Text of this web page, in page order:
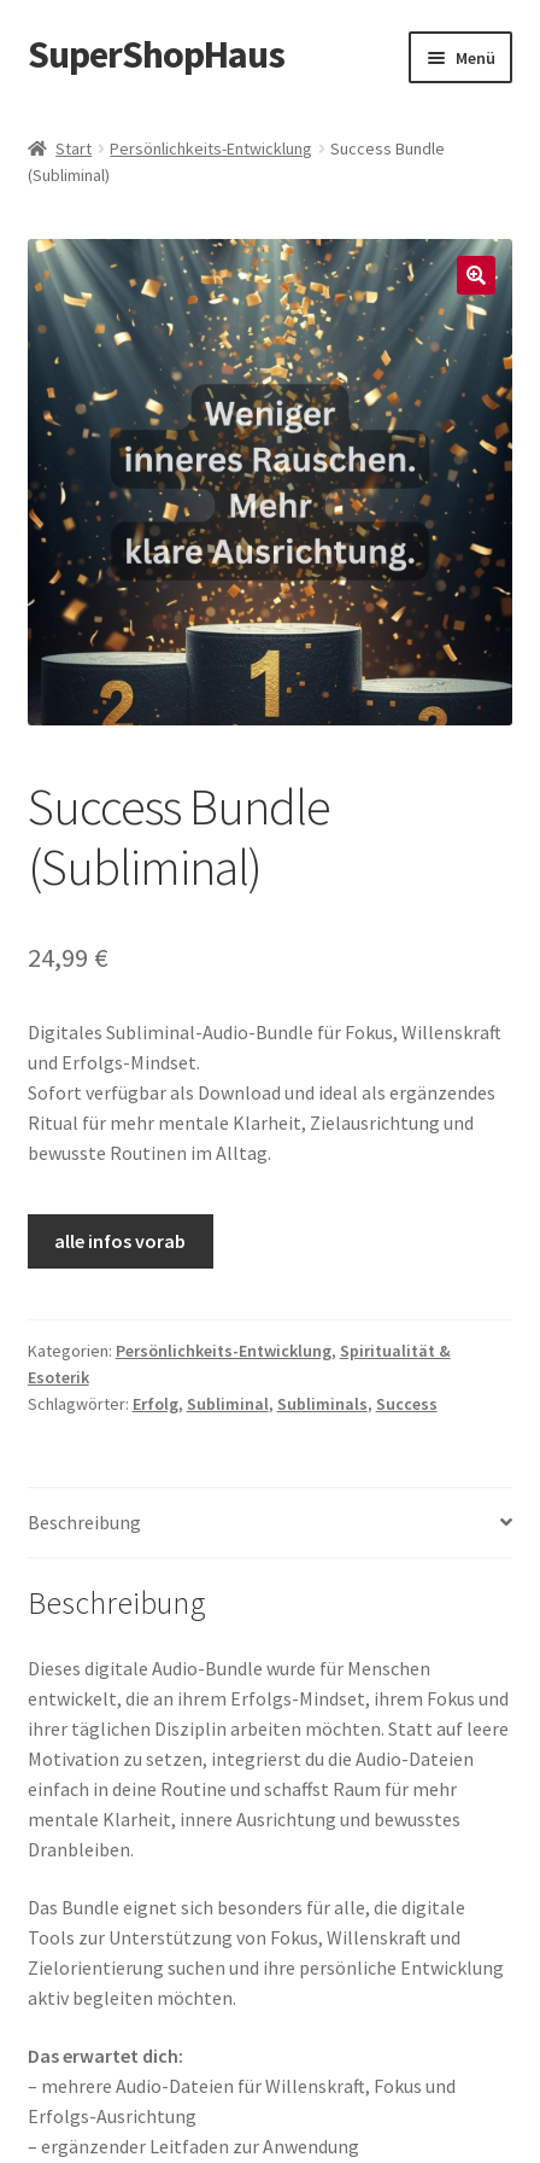
Zur
Navigation
Zum
Inhalt
SuperShopHaus Menü
Start Persönlichkeits-Entwicklung
Success Bundle
(Subliminal)
Success Bundle
(Subliminal)
24,99 €
Digitales Subliminal-Audio-Bundle für Fokus, Willenskraft
und Erfolgs-Mindset.
Sofort verfügbar als Download und ideal als ergänzendes
Ritual für mehr mentale Klarheit, Zielausrichtung und
bewusste Routinen im Alltag.
alle infos vorab
Kategorien: Persönlichkeits-Entwicklung, Spiritualität &
Esoterik
Schlagwörter: Erfolg, Subliminal, Subliminals, Success
Beschreibung
Beschreibung
Dieses digitale Audio-Bundle wurde für Menschen
entwickelt, die an ihrem Erfolgs-Mindset, ihrem Fokus und
ihrer täglichen Disziplin arbeiten möchten. Statt auf leere
Motivation zu setzen, integrierst du die Audio-Dateien
einfach in deine Routine und schaffst Raum für mehr
mentale Klarheit, innere Ausrichtung und bewusstes
Dranbleiben.
Das Bundle eignet sich besonders für alle, die digitale
Tools zur Unterstützung von Fokus, Willenskraft und
Zielorientierung suchen und ihre persönliche Entwicklung
aktiv begleiten möchten.
Das erwartet dich:
– mehrere Audio-Dateien für Willenskraft, Fokus und
Erfolgs-Ausrichtung
– ergänzender Leitfaden zur Anwendung